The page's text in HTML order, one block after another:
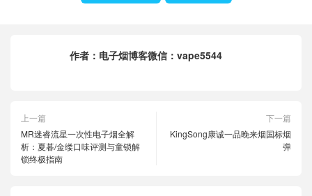
作者： 电子烟博客微信：vape5544
上一篇
MR迷睿流星一次性电子烟全解
析：夏暮/金缕口味评测与童锁解
锁终极指南
下一篇
KingSong康诚一品晚来烟国标烟
弹